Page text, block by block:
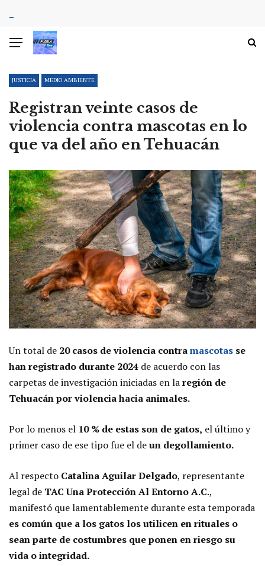
JUSTICIA MEDIO AMBIENTE
Registran veinte casos de
violencia contra mascotas en lo
que va del año en Tehuacán
Un total de 20 casos de violencia contramascotas se
han registrado durante 2024 de acuerdo con las
carpetas de investigación iniciadas en laregión de
Tehuacán por violencia hacia animales.
Por lo menos el 10 % de estas son de gatos, el último y
primer caso de ese tipo fue el deun degollamiento.
Al respecto Catalina Aguilar Delgado, representante
legal de TAC Una Protección Al Entorno A.C.,
manifestó que lamentablemente durante esta temporada
es común que a los gatos los utilicen en rituales o
sean parte de costumbres que ponen en riesgo su
vida o integridad.